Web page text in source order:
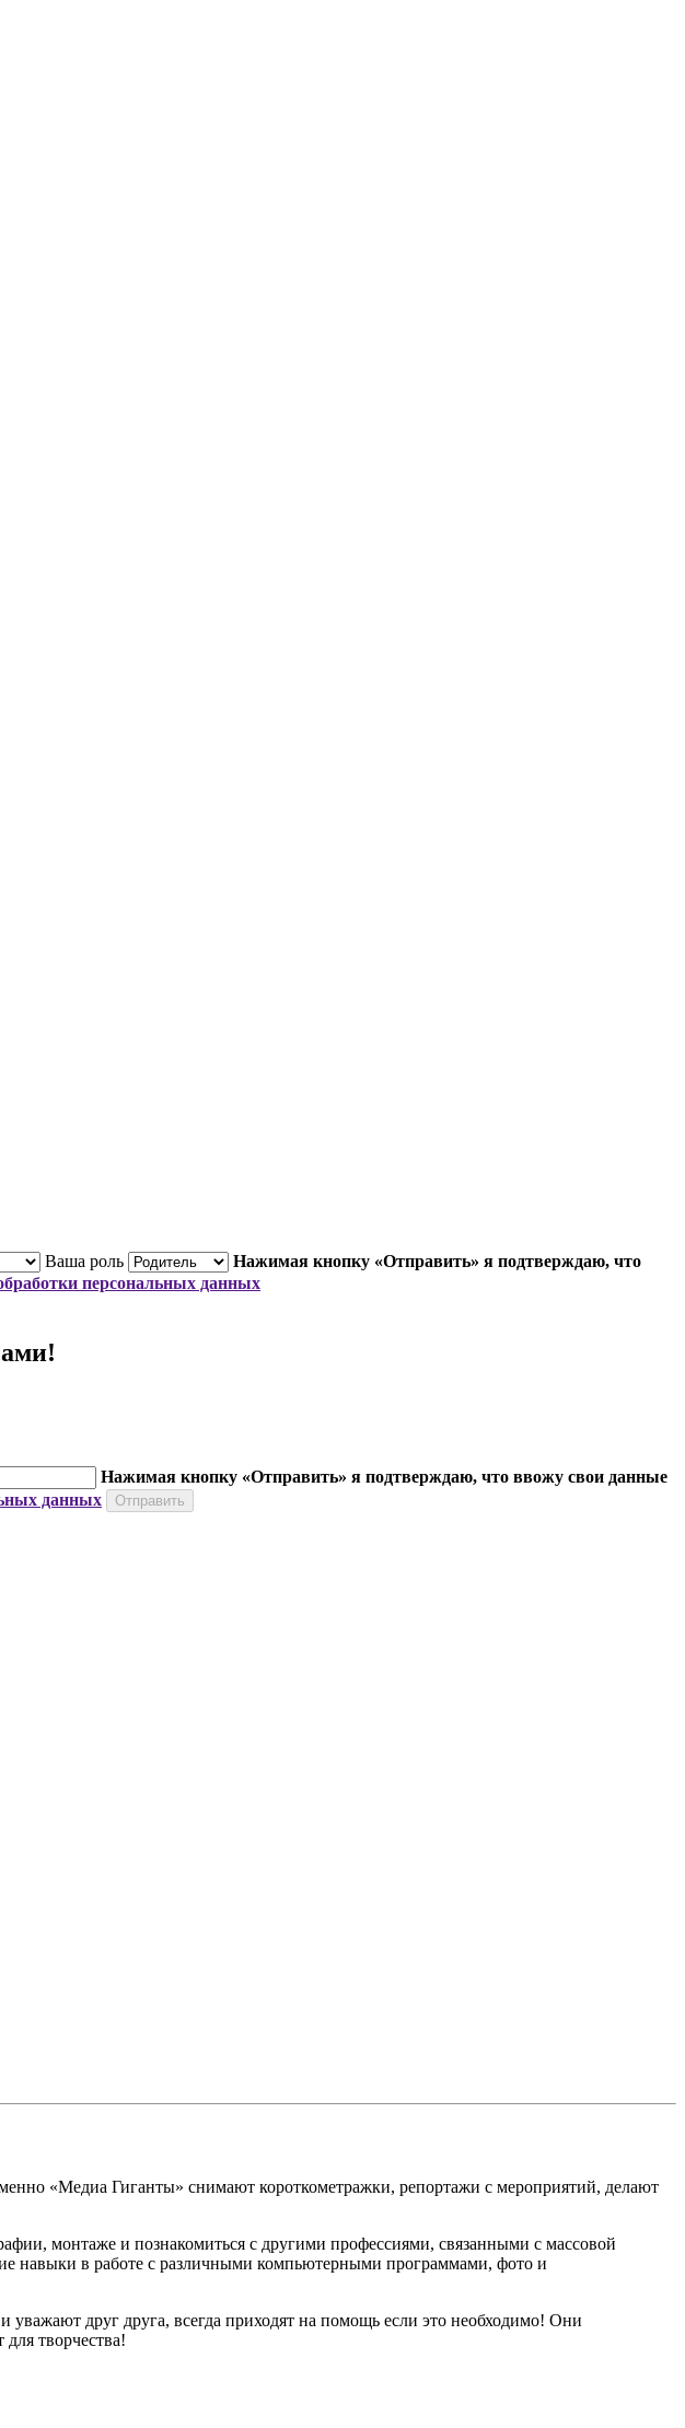
Ваша роль
Нажимая кнопку «Отправить» я подтверждаю, что
персональных данных
Нажимая кнопку «Отправить» я подтверждаю, что ввожу свои данные
данных
«Медиа Гиганты» снимают короткометражки, репортажи с мероприятий, делают
монтаже и познакомиться с другими профессиями, связанными с массовой
навыки в работе с различными компьютерными программами, фото и
уважают друг друга, всегда приходят на помощь если это необходимо! Они
творчества!